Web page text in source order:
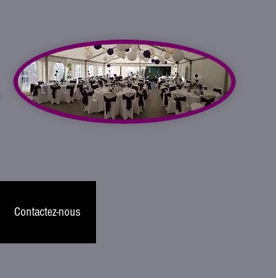
Contactez-nous